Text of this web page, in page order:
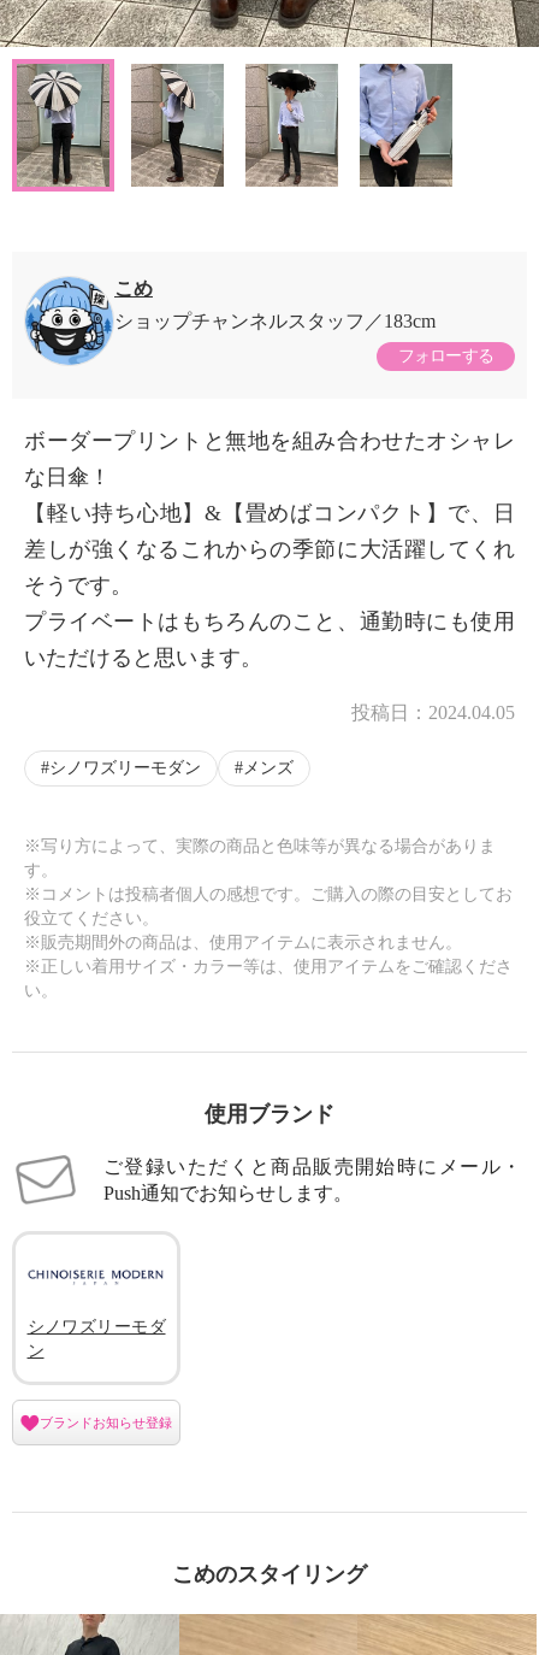
こめ
ショップチャンネルスタッフ
183cm
フォローする
ボーダープリントと無地を組み合わせたオシャレ
な日傘！
【軽い持ち心地】&【畳めばコンパクト】で、日
差しが強くなるこれからの季節に大活躍してくれ
そうです。
プライベートはもちろんのこと、通勤時にも使用
いただけると思います。
投稿日： 2024.04.05
シノワズリーモダン メンズ
※写り方によって、実際の商品と色味等が異なる場合がありま
す。
※コメントは投稿者個人の感想です。ご購入の際の目安としてお
役立てください。
※販売期間外の商品は、使用アイテムに表示されません。
※正しい着用サイズ・カラー等は、使用アイテムをご確認くださ
い。
使用ブランド
ご登録いただくと商品販売開始時にメール・
Push通知でお知らせします。
シノワズリーモダ
ン
ブランドお知らせ登録
こめのスタイリング